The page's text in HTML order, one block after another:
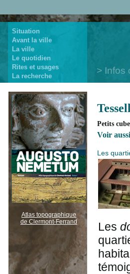
Situation
Avant la ville
La ville
Le quotidien
Rites et usages
La recherche
Infos
Petits
Voir
Les
Les
Atlas topographique
de Clermont-Ferrand